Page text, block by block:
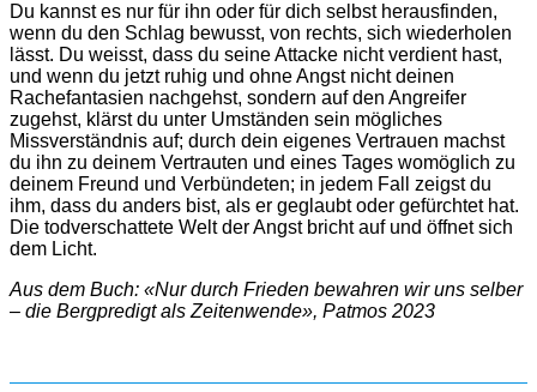
Du kannst es nur für ihn oder für dich selbst herausfinden,
wenn du den Schlag bewusst, von rechts, sich wiederholen
lässt. Du weisst, dass du seine Attacke nicht verdient hast,
und wenn du jetzt ruhig und ohne Angst nicht deinen
Rachefantasien nachgehst, sondern auf den Angreifer
zugehst, klärst du unter Umständen sein mögliches
Missverständnis auf; durch dein eigenes Vertrauen machst
du ihn zu deinem Vertrauten und eines Tages womöglich zu
deinem Freund und Verbündeten; in jedem Fall zeigst du
ihm, dass du anders bist, als er geglaubt oder gefürchtet hat.
Die todverschattete Welt der Angst bricht auf und öffnet sich
dem Licht.
Aus dem Buch: «Nur durch Frieden bewahren wir uns selber
– die Bergpredigt als Zeitenwende», Patmos 2023